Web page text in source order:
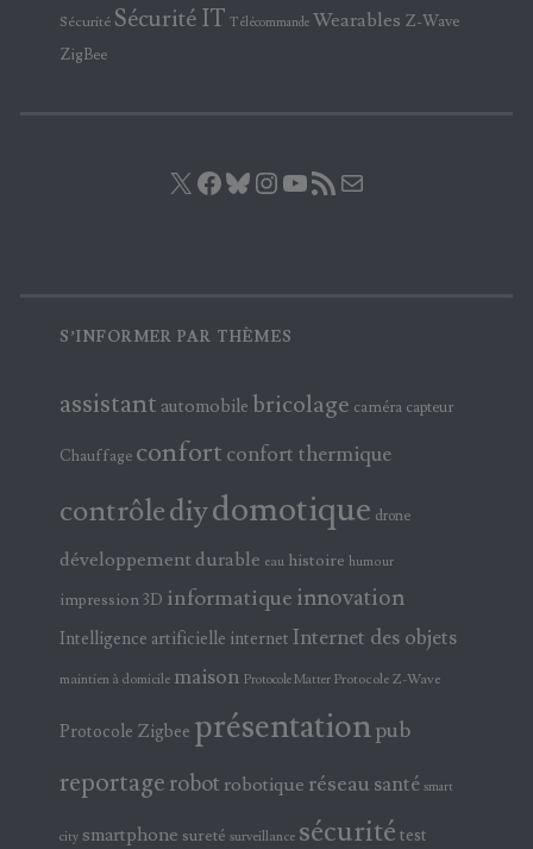
Sécurité Sécurité IT Télécommande Wearables Z-Wave
ZigBee
X Facebook
Bluesky
Instagram
YouTube
Flux RSS
S’INFORMER PAR THÈMES
assistant automobile bricolage caméra capteur
Chauffage confort confort thermique
contrôlediydomotique drone
développement durable eau histoire humour
impression 3D informatique innovation
Intelligence artificielle internet Internet des objets
maintien à domicile maison Protocole Matter Protocole Z-Wave
Protocole Zigbee présentationpub
reportage robot robotique réseau santé smart
city smartphone sureté surveillance sécurité test